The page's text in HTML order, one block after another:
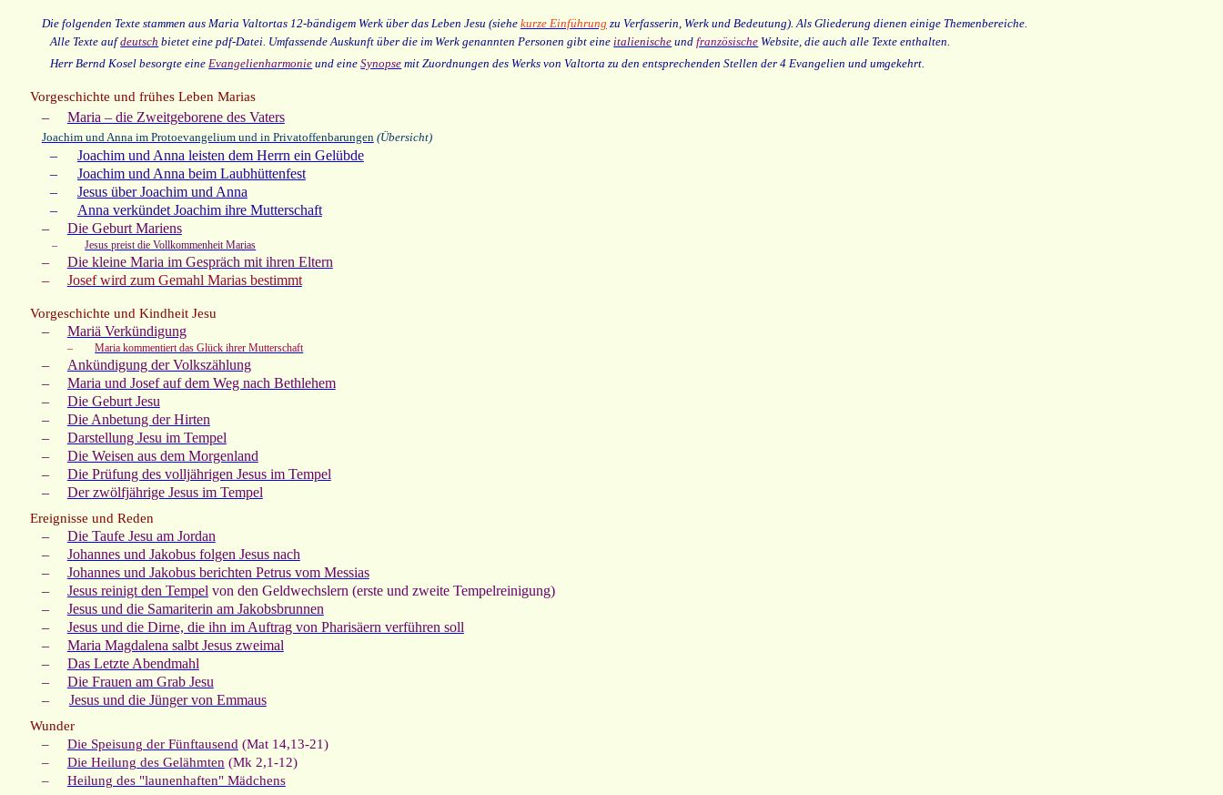
Die folgenden Texte stammen aus Maria Valtortas 12-bändigem Werk über das Leben Jesu (siehe kurze Einführung zu Verfasserin, Werk und Bedeutung). Als Gliederung dienen einige Themenbereiche.
Alle Texte aufdeutsch bietet eine pdf-Datei. Umfassende Auskunft über die im Werk genannten Personen gibt eineitalienische undfranzösische Website, die auch alle Texte enthalten.
Herr Bernd Kosel besorgte eineEvangelienharmonie und eineSynopse mit Zuordnungen des Werks von Valtorta zu den entsprechenden Stellen der 4 Evangelien und umgekehrt.
Vorgeschichte und frühes Leben Marias
– Maria – die Zweitgeborene des Vaters
Joachim und Anna im Protoevangelium und in Privatoffenbarungen (Übersicht)
–
Joachim und Anna leisten dem Herrn ein Gelübde
–
Joachim und Anna beim Laubhüttenfest
–
Jesus über Joachim und Anna
–
Anna verkündet Joachim ihre Mutterschaft
–
Die Geburt Mariens
– Jesus preist die Vollkommenheit Marias
–
Die kleine Maria im Gespräch mit ihren Eltern
–
Josef wird zum Gemahl Marias bestimmt
Vorgeschichte und Kindheit Jesu
– Mariä Verkündigung
– Maria kommentiert das Glück ihrer Mutterschaft
–
Ankündigung der Volkszählung
–
Maria und Josef auf dem Weg nach Bethlehem
–
Die Geburt Jesu
–
Die Anbetung der Hirten
–
Darstellung Jesu im Tempel
–
Die Weisen aus dem Morgenland
–
Die Prüfung des volljährigen Jesus im Tempel
–
Der zwölfjährige Jesus im Tempel
Ereignisse und Reden
–
Die Taufe Jesu am Jordan
–
Johannes und Jakobus folgen Jesus nach
–
Johannes und Jakobus berichten Petrus vom Messias
–
Jesus reinigt den Tempel von den Geldwechslern (erste und zweite Tempelreinigung)
–
Jesus und die Samariterin am Jakobsbrunnen
–
Jesus und die Dirne, die ihn im Auftrag von Pharisäern verführen soll
–
Maria Magdalena salbt Jesus zweimal
–
Das Letzte Abendmahl
–
Die Frauen am Grab Jesu
–
Jesus und die Jünger von Emmaus
Wunder
–
Die Speisung der Fünftausend (Mat 14,13-21)
–
Die Heilung des Gelähmten(Mk 2,1-12)
–
Heilung des "launenhaften" Mädchens